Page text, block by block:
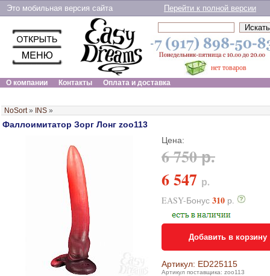
Это мобильная версия сайта Перейти к полной версии
нет товаров
О компании
Контакты Оплата и доставка
NoSort» INS »
Фаллоимитатор Зорг Лонг zoo113
Цена:
6 750 р.
6 547 р.
EASY-Бонус 310 р.
Добавить в корзину
Артикул: ED225115
Артикул поставщика: zoo113